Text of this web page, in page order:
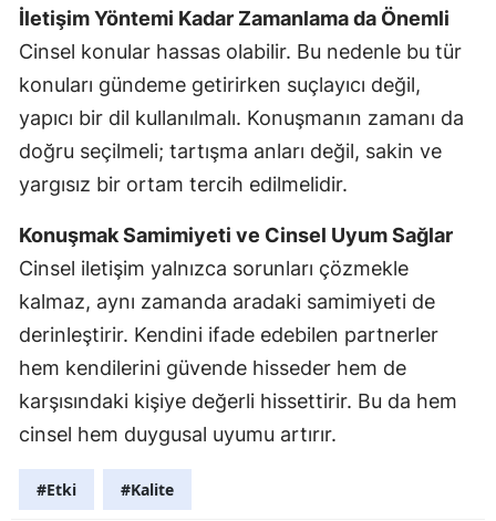
İletişim Yöntemi Kadar Zamanlama da Önemli
Cinsel konular hassas olabilir. Bu nedenle bu tür
konuları gündeme getirirken suçlayıcı değil,
yapıcı bir dil kullanılmalı. Konuşmanın zamanı da
doğru seçilmeli; tartışma anları değil, sakin ve
yargısız bir ortam tercih edilmelidir.
Konuşmak Samimiyeti ve Cinsel Uyum Sağlar
Cinsel iletişim yalnızca sorunları çözmekle
kalmaz, aynı zamanda aradaki samimiyeti de
derinleştirir. Kendini ifade edebilen partnerler
hem kendilerini güvende hisseder hem de
karşısındaki kişiye değerli hissettirir. Bu da hem
cinsel hem duygusal uyumu artırır.
#Etki #Kalite